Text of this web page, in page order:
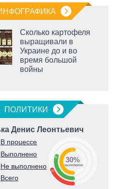
Сколько картофеля
выращивали в
Украине до и во
время большой
войны
ПОЛИТИКИ
Денис Леонтьевич
В процессе
Выполнено
Не выполнено
Всего
19
30
51
30%
выполнено